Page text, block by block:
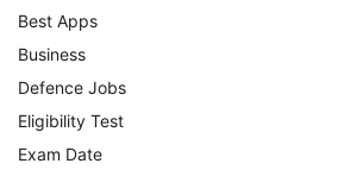
Best Apps
Business
Defence Jobs
Eligibility Test
Exam Date